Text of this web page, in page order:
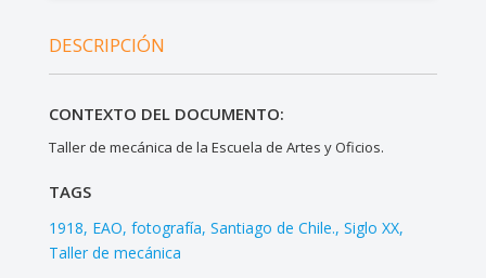
DESCRIPCIÓN
CONTEXTO DEL DOCUMENTO:
Taller de mecánica de la Escuela de Artes y Oficios.
TAGS
1918 EAO fotografía Santiago de Chile. Siglo XX
Taller de mecánica